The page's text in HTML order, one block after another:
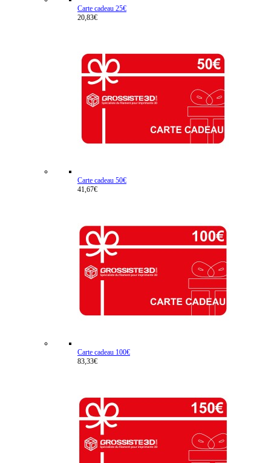
Carte cadeau 25€
20,83€
Carte cadeau 50€
41,67€
Carte cadeau 100€
83,33€